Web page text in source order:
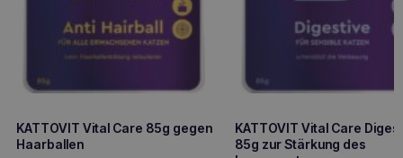
KATTOVIT Vital Care 85g gegen
Haarballen
KATTOVIT Vital Care
85g zur Stärkung des